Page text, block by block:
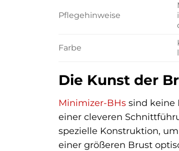
Pflegehinweise
Farbe
Die Kunst der
Minimizer-BHs sind keine
einer cleveren
spezielle Konstruktion,
einer größeren Brust